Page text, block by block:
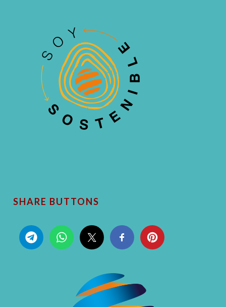
SHARE BUTTONS